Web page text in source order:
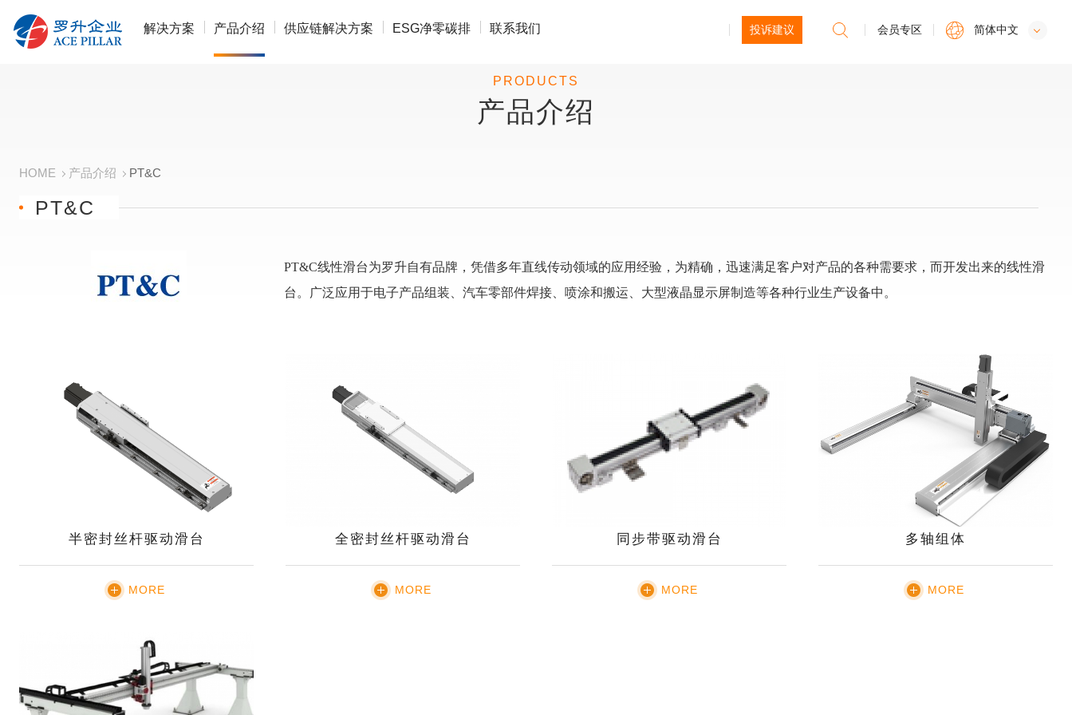
解决方案 产品介绍 供应链解决方案 ESG净零碳排 联系我们 投诉建议 会员专区 简体中文
PRODUCTS
产品介绍
HOME 产品介绍 PT&C
PT&C
PT&C线性滑台为罗升自有品牌，凭借多年直线传动领域的应用经验，为精确，迅速满足客户对产品的各种需要求，而开发出来的线性滑
台。广泛应用于电子产品组装、汽车零部件焊接、喷涂和搬运、大型液晶显示屏制造等各种行业生产设备中。
半密封丝杆驱动滑台
MORE
全密封丝杆驱动滑台
MORE
同步带驱动滑台
MORE
多轴组体
MORE